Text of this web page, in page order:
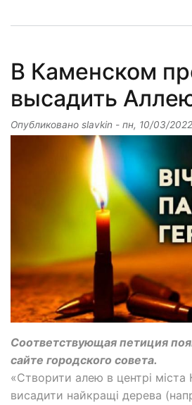
В Каменском
высадить
Опубликовано slavkin - пн, 10/03/
Соответствующая петиция
сайте городского совета.
«Створити алею в центрі міста
висадити найкращі дерева